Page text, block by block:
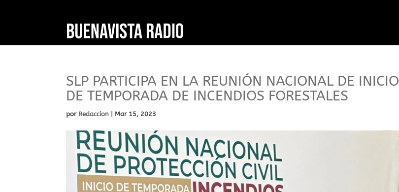
SLP PARTICIPA EN LA REUNIÓN NACIONAL DE INICIO
DE TEMPORADA DE INCENDIOS FORESTALES
por Redaccion Mar 15, 2023